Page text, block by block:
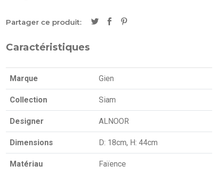
Partager ce produit:
Caractéristiques
Marque Gien
Collection Siam
Designer ALNOOR
Dimensions D: 18cm, H: 44cm
Matériau Faïence